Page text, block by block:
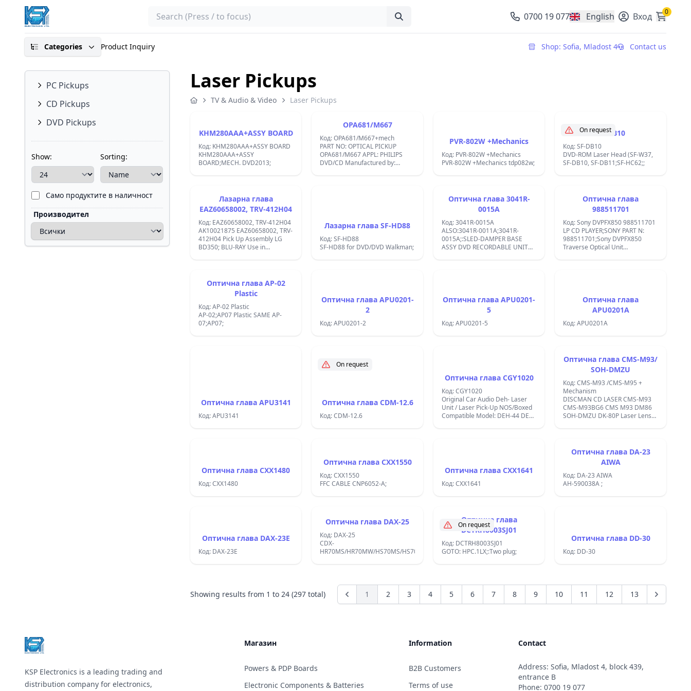
Search 0700 19 077 English
, change currencyВход 0
Categories Product Inquiry Shop: Sofia, Mladost 4 Contact us
PC Pickups
CD Pickups
DVD Pickups
Show: Sorting:
Само продуктите в наличност
Производител
Laser Pickups
TV & Audio & Video Laser Pickups
KHM280AAA+ASSY BOARD
Код: KHM280AAA+ASSY BOARD
KHM280AAA+ASSY
BOARD;MECH. DVD2013;
OPA681/M667
Код: OPA681/M667+mech
PART NO: OPTICAL PICKUP
OPA681/M667 APPL: PHILIPS
DVD/CD Manufactured by:
PVR-802W +Mechanics
Код: PVR-802W +Mechanics
PVR-802W +Mechanics tdp082w;
On requestSF-DB10
Код: SF-DB10
DVD-ROM Laser Head (SF-W37,
SF-DB10, SF-DB11;SF-HC62;;
Лазарна глава
EAZ60658002, TRV-412H04
Код: EAZ60658002, TRV-412H04
AK10021875 EAZ60658002, TRV-
412H04 Pick Up Assembly LG
BD350; BLU-RAY Use in
Лазарна глава SF-HD88
Код: SF-HD88
SF-HD88 for DVD/DVD Walkman;
Оптична глава 3041R-
0015A
Код: 3041R-0015A
ALSO:3041R-0011A;3041R-
0015A;:SLED-DAMPER BASE
ASSY DVD RECORDABLE UNIT
Оптична глава
988511701
Код: Sony DVPFX850 988511701
LP CD PLAYER;SONY PART N:
988511701;Sony DVPFX850
Traverse Optical Unit
Оптична глава AP-02
Plastic
Код: AP-02 Plastic
AP-02;AP07 Plastic SAME AP-
07;AP07;
Оптична глава APU0201-
2
Код: APU0201-2
Оптична глава APU0201-
5
Код: APU0201-5
Оптична глава
APU0201A
Код: APU0201A
Оптична глава APU3141
Код: APU3141
On request
Оптична глава CDM-12.6
Код: CDM-12.6
Оптична глава CGY1020
Код: CGY1020
Original Car Audio Deh- Laser
Unit / Laser Pick-Up NOS/Boxed
Compatible Model: DEH-44 DEH-
Оптична глава CMS-M93/
SOH-DMZU
Код: CMS-M93 /CMS-M95 +
Mechanism
DISCMAN CD LASER CMS-M93
CMS-M93BG6 CMS M93 DM86
SOH-DMZU DK-80P Laser Lens
M93;CMS-M91BG6U;MOTOR-
PPN7KB08BS CROSS REF:
996510003930;996510006482
;DK80P;
Оптична глава CXX1480
Код: CXX1480
Оптична глава CXX1550
Код: CXX1550
FFC CABLE CNP6052-A;
Оптична глава CXX1641
Код: CXX1641
Оптична глава DA-23
AIWA
Код: DA-23 AIWA
AH-590038A ;
Оптична глава DAX-23E
Код: DAX-23E
Оптична глава DAX-25
Код: DAX-25
CDX-
HR70MS/HR70MW/HS70MS/HS70MW;
On request
Оптична глава
DCTRH8003SJ01
Код: DCTRH8003SJ01
GOTO: HPC.1LX;:Two plug;
Оптична глава DD-30
Код: DD-30
Showing results from 1 to 24 (297 total) 1 2 3 4 5 6 7 8 9 10 11 12 13
KSP Electronics is a leading trading and
distribution company for electronics,
Магазин
Powers & PDP Boards
Electronic Components & Batteries
Information
B2B Customers
Terms of use
Contact
Address: Sofia, Mladost 4, block 439,
entrance B
Phone: 0700 19 077